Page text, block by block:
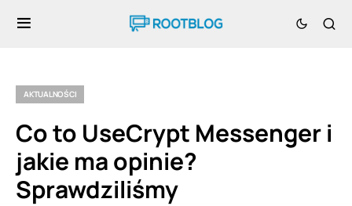
AKTUALNOŚCI
Co to UseCrypt Messenger i
jakie ma opinie?
Sprawdziliśmy